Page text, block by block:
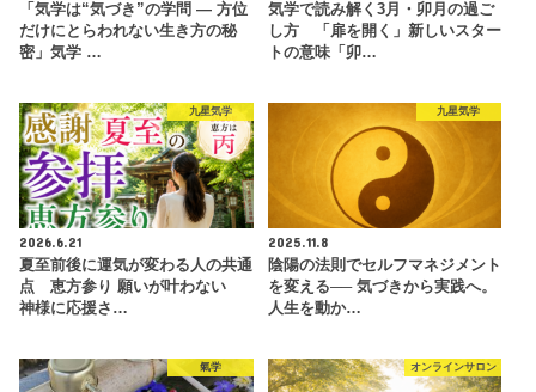
「気学は“気づき”の学問 ― 方位
だけにとらわれない生き方の秘
密」気学 …
気学で読み解く3月・卯月の過ご
し方 「扉を開く」新しいスター
トの意味「卯…
九星気学
2026.6.21
夏至前後に運気が変わる人の共通
点 恵方参り 願いが叶わない
神様に応援さ…
九星気学
2025.11.8
陰陽の法則でセルフマネジメント
を変える── 気づきから実践へ。
人生を動か…
氣学 オンラインサロン